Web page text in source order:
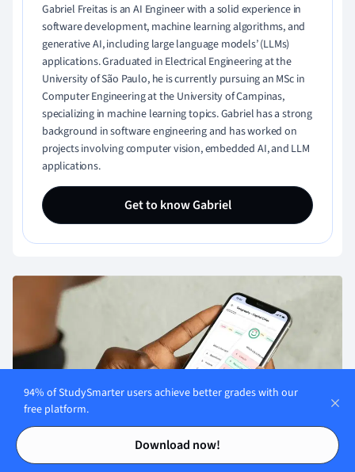
Contents
Contents
Gabriel Freitas is an AI Engineer with a solid experience in
software development, machine learning algorithms, and
generative AI, including large language models’ (LLMs)
applications. Graduated in Electrical Engineering at the
University of São Paulo, he is currently pursuing an MSc in
Computer Engineering at the University of Campinas,
specializing in machine learning topics. Gabriel has a strong
background in software engineering and has worked on
projects involving computer vision, embedded AI, and LLM
applications.
Get to know Gabriel
94% of StudySmarter users achieve better grades with our
free platform.
Download now!